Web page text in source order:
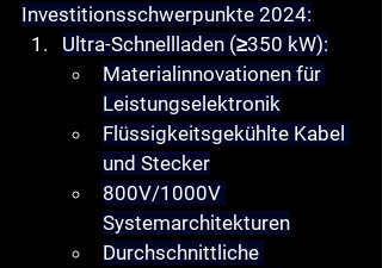
Investitionsschwerpunkte 2024:
Ultra-Schnellladen (≥350 kW):
Materialinnovationen für
Leistungselektronik
Flüssigkeitsgekühlte Kabel
und Stecker
800V/1000V
Systemarchitekturen
Durchschnittliche